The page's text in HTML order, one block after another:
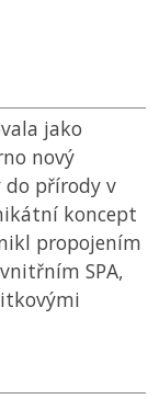
jako
nový
do přírody v
koncept
propojením
SPA,